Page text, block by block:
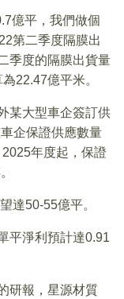
億平，我們做個
第二季度隔膜出
季度的隔膜出貨量
22.47億平米。
某大型車企簽訂供
企保證供應數量
年度起，保證
達50-55億平。
平淨利預計達0.91
研報，星源材質